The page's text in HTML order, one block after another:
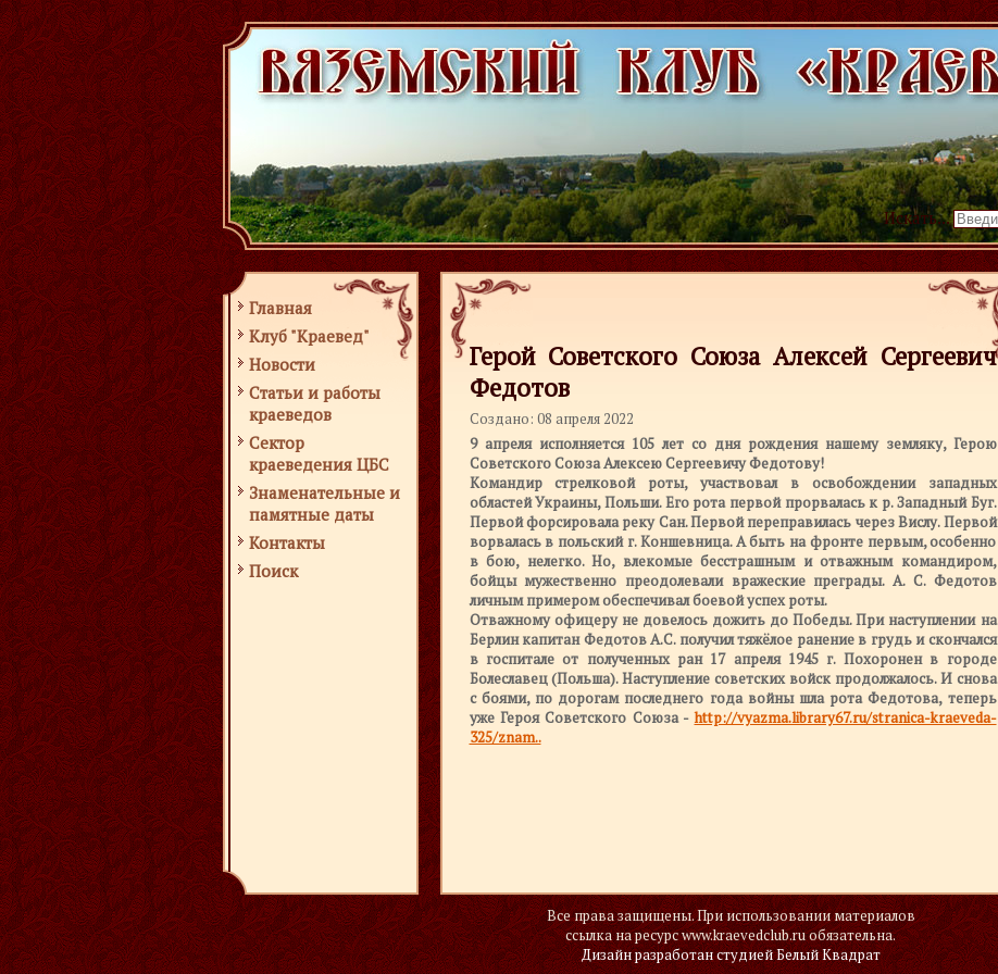
Искать...
Главная
Клуб "Краевед"
Новости
Статьи и работы
краеведов
Сектор
краеведения ЦБС
Знаменательные и
памятные даты
Контакты
Поиск
Герой Советского Союза Алексей Сергеевич
Федотов
Создано: 08 апреля 2022
9 апреля исполняется 105 лет со дня рождения нашему земляку, Герою
Советского Союза Алексею Сергеевичу Федотову!
Командир стрелковой роты, участвовал в освобождении западных
областей Украины, Польши. Его рота первой прорвалась к р. Западный Буг.
Первой форсировала реку Сан. Первой переправилась через Вислу. Первой
ворвалась в польский г. Коншевница. А быть на фронте первым, особенно
в бою, нелегко. Но, влекомые бесстрашным и отважным командиром,
бойцы мужественно преодолевали вражеские преграды. А. С. Федотов
личным примером обеспечивал боевой успех роты.
Отважному офицеру не довелось дожить до Победы. При наступлении на
Берлин капитан Федотов А.С. получил тяжёлое ранение в грудь и скончался
в госпитале от полученных ран 17 апреля 1945 г. Похоронен в городе
Болеславец (Польша). Наступление советских войск продолжалось. И снова
с боями, по дорогам последнего года войны шла рота Федотова, теперь
уже Героя Советского Союза -http://vyazma.library67.ru/stranica-kraeveda-
325/znam..
Все права защищены. При использовании материалов
ссылка на ресурс www.kraevedclub.ru обязательна.
Дизайн разработан студиейБелый Квадрат